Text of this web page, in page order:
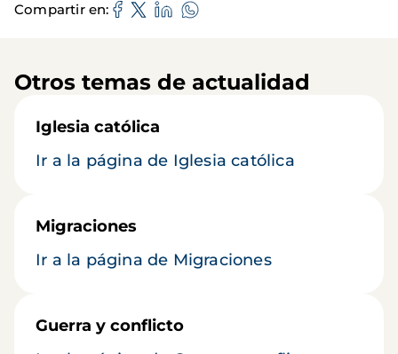
Compartir en
Otros temas de actualidad
Iglesia católica
Ir a la página de Iglesia católica
Migraciones
Ir a la página de Migraciones
Guerra y conflicto